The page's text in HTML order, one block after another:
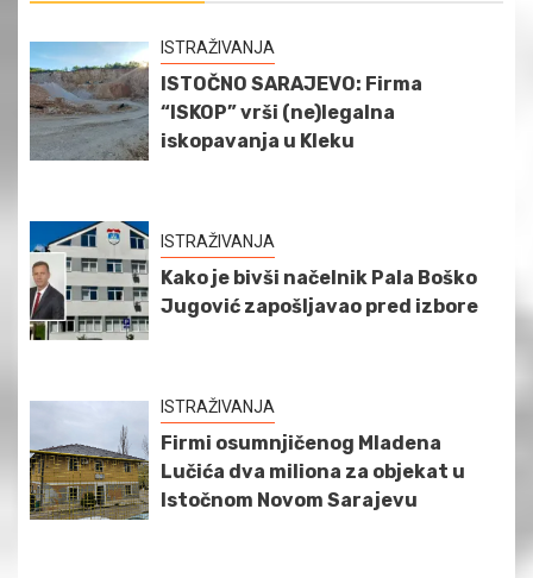
ISTRAŽIVANJA
ISTOČNO SARAJEVO: Firma
“ISKOP” vrši (ne)legalna
iskopavanja u Kleku
ISTRAŽIVANJA
Kako je bivši načelnik Pala Boško
Jugović zapošljavao pred izbore
ISTRAŽIVANJA
Firmi osumnjičenog Mladena
Lučića dva miliona za objekat u
Istočnom Novom Sarajevu